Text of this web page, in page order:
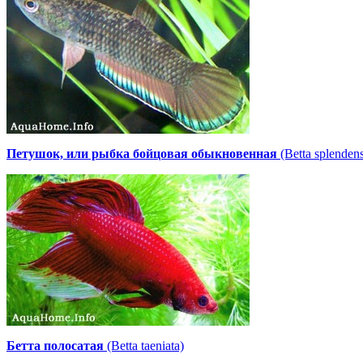
Петушок, или рыбка бойцовая обыкновенная (Betta
Бетта полосатая (Betta taeniata)